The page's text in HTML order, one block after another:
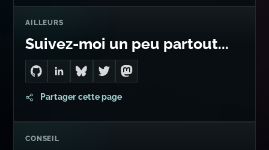
AILLEURS
Suivez-moi un peu partout...
Go to Dan's GitHub
Connect with me on LinkedIn
Follow me on Bluesky
Follow me on Twitter
Follow me on Mastodon
Partager cette page
CONSEIL